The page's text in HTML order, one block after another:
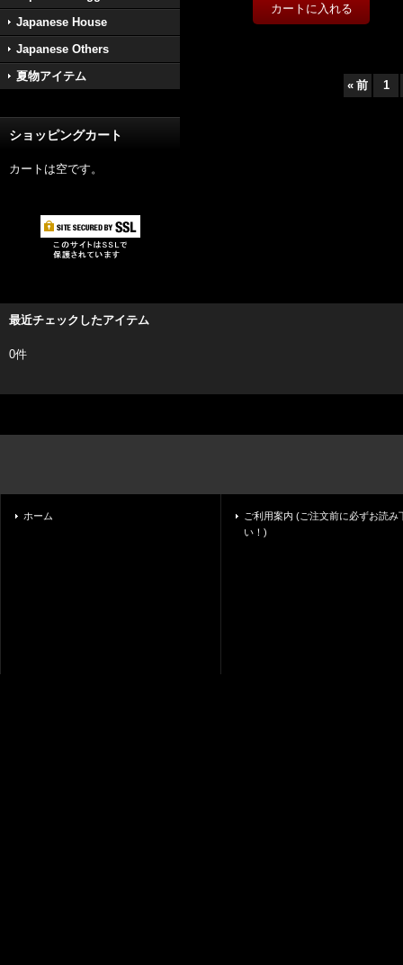
Japanese House
Japanese Others
夏物アイテム
ショッピングカート
カートは空です。
« 前 1
最近チェックしたアイテム
0件
ホーム
ご利用案内 (ご注文前に必ずお読み
い！)